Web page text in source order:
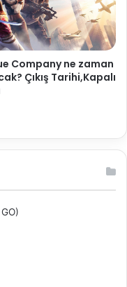
Company ne zaman
Çıkış Tarihi,Kapalı